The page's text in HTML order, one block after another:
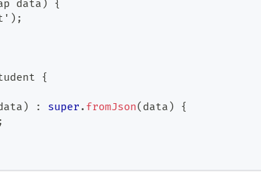
data ) {
' ) ;
{
) : super . fromJson( data ) {
;